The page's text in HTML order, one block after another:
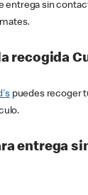
entrega sin
recogida
puedes recoger
entrega